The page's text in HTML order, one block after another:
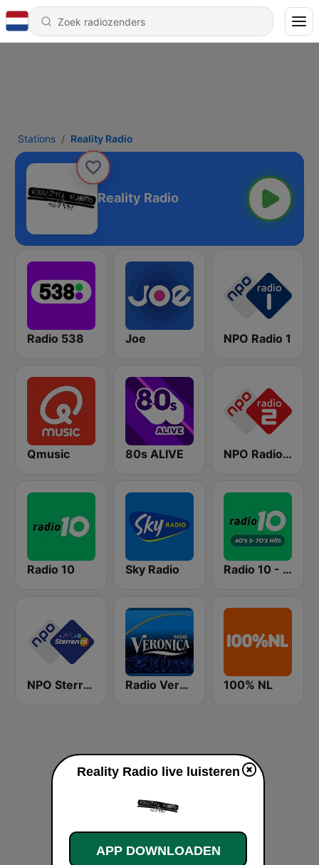
Stations Reality Radio
Reality Radio
Radio 538 Joe NPO Radio 1
Qmusic 80s ALIVE NPO Radio 2
Radio 10 Sky Radio Radio 10 - 60s & 70s Hits
NPO Sterren Radio Veronica 100% NL
Reality Radio live luisteren
APP DOWNLOADEN